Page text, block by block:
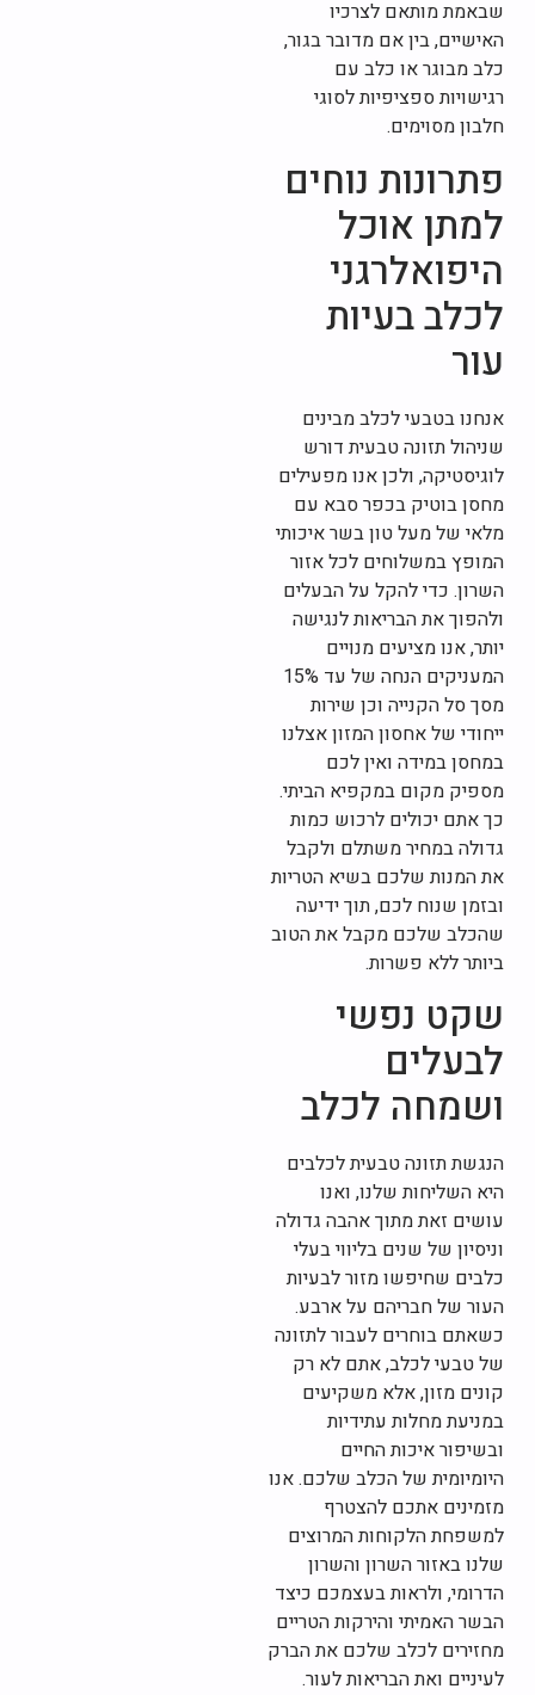
שבאמת מותאם לצרכיו
האישיים, בין אם מדובר בגור,
כלב מבוגר או כלב עם
רגישויות ספציפיות לסוגי
חלבון מסוימים.
פתרונות נוחים
למתן אוכל
היפואלרגני
לכלב בעיות
עור
אנחנו בטבעי לכלב מבינים
שניהול תזונה טבעית דורש
לוגיסטיקה, ולכן אנו מפעילים
מחסן בוטיק בכפר סבא עם
מלאי של מעל טון בשר איכותי
המופץ במשלוחים לכל אזור
השרון. כדי להקל על הבעלים
ולהפוך את הבריאות לנגישה
יותר, אנו מציעים מנויים
המעניקים הנחה של עד 15%
מסך סל הקנייה וכן שירות
ייחודי של אחסון המזון אצלנו
במחסן במידה ואין לכם
מספיק מקום במקפיא הביתי.
כך אתם יכולים לרכוש כמות
גדולה במחיר משתלם ולקבל
את המנות שלכם בשיא הטריות
ובזמן שנוח לכם, תוך ידיעה
שהכלב שלכם מקבל את הטוב
ביותר ללא פשרות.
שקט נפשי
לבעלים
ושמחה לכלב
הנגשת תזונה טבעית לכלבים
היא השליחות שלנו, ואנו
עושים זאת מתוך אהבה גדולה
וניסיון של שנים בליווי בעלי
כלבים שחיפשו מזור לבעיות
העור של חבריהם על ארבע.
כשאתם בוחרים לעבור לתזונה
של טבעי לכלב, אתם לא רק
קונים מזון, אלא משקיעים
במניעת מחלות עתידיות
ובשיפור איכות החיים
היומיומית של הכלב שלכם. אנו
מזמינים אתכם להצטרף
למשפחת הלקוחות המרוצים
שלנו באזור השרון והשרון
הדרומי, ולראות בעצמכם כיצד
הבשר האמיתי והירקות הטריים
מחזירים לכלב שלכם את הברק
לעיניים ואת הבריאות לעור.